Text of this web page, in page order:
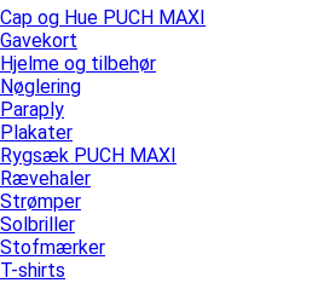
Cap og Hue PUCH MAXI
Gavekort
Hjelme og tilbehør
Nøglering
Paraply
Plakater
Rygsæk PUCH MAXI
Rævehaler
Strømper
Solbriller
Stofmærker
T-shirts